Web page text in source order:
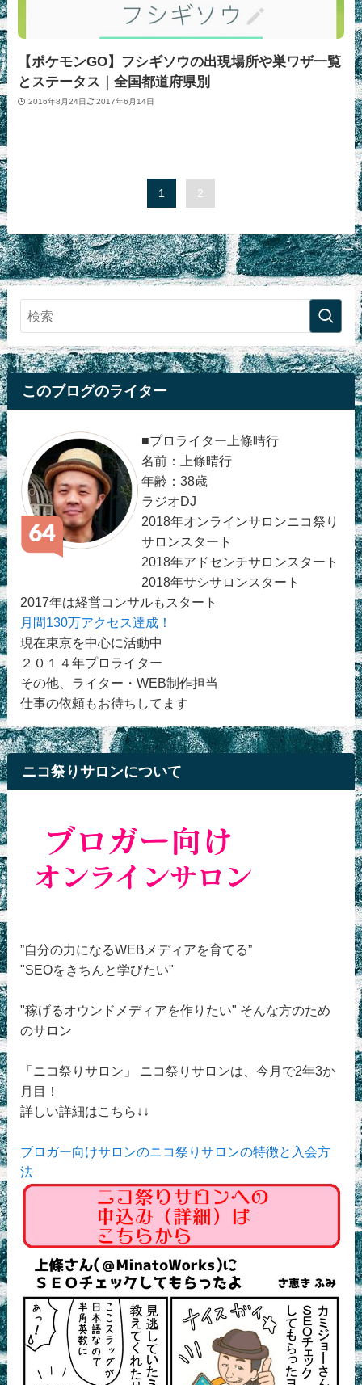
【ポケモンGO】フシギソウの出現場所や巣ワザ一覧
とステータス｜全国都道府県別
2016年8月24日 2017年6月14日
1 2
このブログのライター
■プロライター上條晴行
名前：上條晴行
年齢：38歳
ラジオDJ
2018年オンラインサロンニコ祭り
サロンスタート
2018年アドセンチサロンスタート
2018年サシサロンスタート
2017年は経営コンサルもスタート
月間130万アクセス達成！
現在東京を中心に活動中
２０１４年プロライター
その他、ライター・WEB制作担当
仕事の依頼もお待ちしてます
ニコ祭りサロンについて
”自分の力になるWEBメディアを育てる”
"SEOをきちんと学びたい"
"稼げるオウンドメディアを作りたい" そんな方のため
のサロン
「ニコ祭りサロン」 ニコ祭りサロンは、今月で2年3か
月目！
詳しい詳細はこちら↓↓
ブロガー向けサロンのニコ祭りサロンの特徴と入会方
法